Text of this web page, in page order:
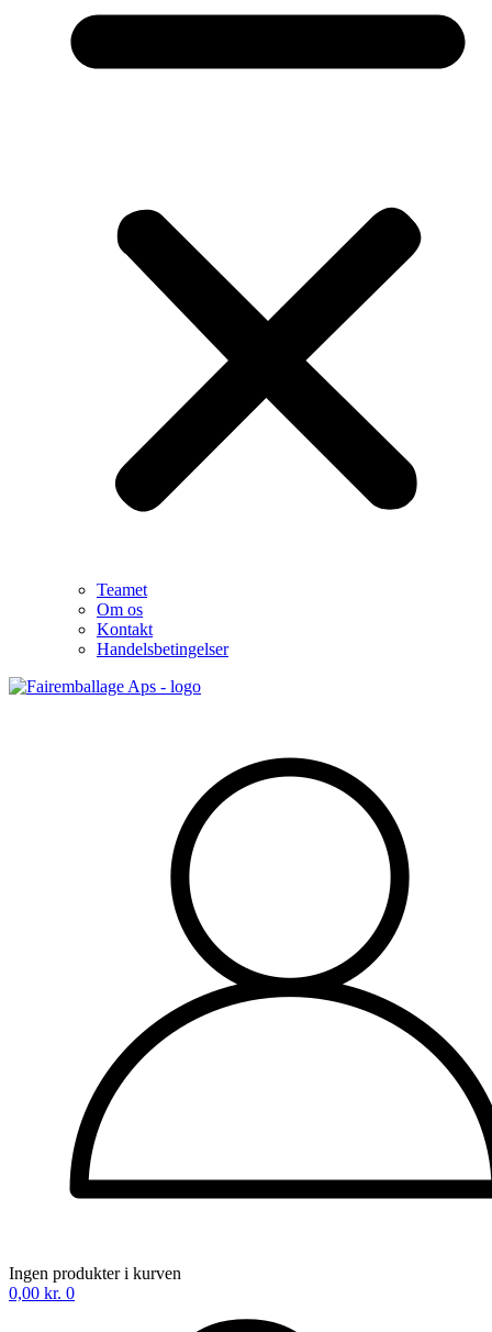
Teamet
Om os
Kontakt
Handelsbetingelser
Ingen produkter i kurven
0,00 kr. 0